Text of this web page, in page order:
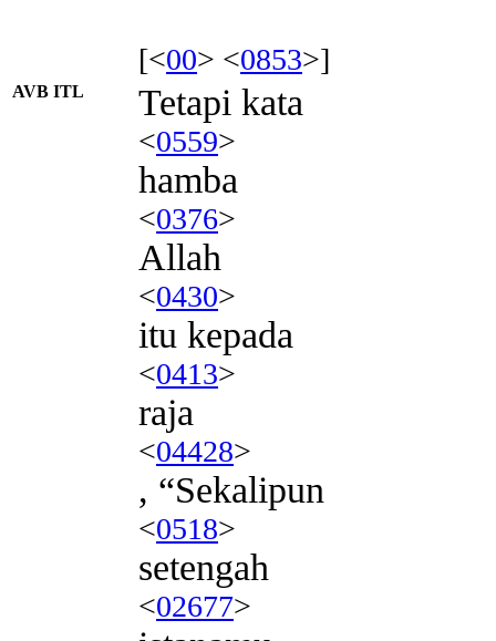
[<00> <0853>]
AVB ITL Tetapi kata
<0559>
hamba
<0376>
Allah
<0430>
itu kepada
<0413>
raja
<04428>
, “Sekalipun
<0518>
setengah
<02677>